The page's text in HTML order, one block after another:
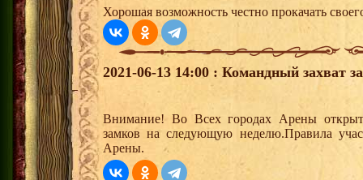
Хорошая возможность честно прокачать
2021-06-13 14:00 : Командный захват
Внимание! Во Всех городах Арены
замков на следующую неделю.Правила
Арены.